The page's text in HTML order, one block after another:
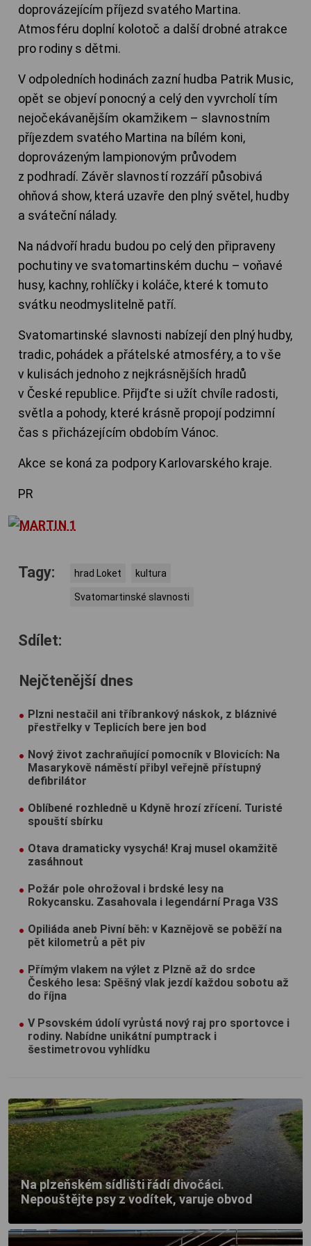
doprovázejícím příjezd svatého Martina.
Atmosféru doplní kolotoč a další drobné atrakce
pro rodiny s dětmi.
V odpoledních hodinách zazní hudba Patrik Music,
opět se objeví ponocný a celý den vyvrcholí tím
nejočekávanějším okamžikem – slavnostním
příjezdem svatého Martina na bílém koni,
doprovázeným lampionovým průvodem
z podhradí. Závěr slavností rozzáří působivá
ohňová show, která uzavře den plný světel, hudby
a sváteční nálady.
Na nádvoří hradu budou po celý den připraveny
pochutiny ve svatomartinském duchu – voňavé
husy, kachny, rohlíčky i koláče, které k tomuto
svátku neodmyslitelně patří.
Svatomartinské slavnosti nabízejí den plný hudby,
tradic, pohádek a přátelské atmosféry, a to vše
v kulisách jednoho z nejkrásnějších hradů
v České republice. Přijďte si užít chvíle radosti,
světla a pohody, které krásně propojí podzimní
čas s přicházejícím obdobím Vánoc.
Akce se koná za podpory Karlovarského kraje.
PR
Tagy: hrad Loket kultura
Svatomartinské slavnosti
Sdílet:
Nejčtenější dnes
Plzni nestačil ani tříbrankový náskok, z bláznivé
přestřelky v Teplicích bere jen bod
Nový život zachraňující pomocník v Blovicích: Na
Masarykově náměstí přibyl veřejně přístupný
defibrilátor
Oblíbené rozhledně u Kdyně hrozí zřícení. Turisté
spouští sbírku
Otava dramaticky vysychá! Kraj musel okamžitě
zasáhnout
Požár pole ohrožoval i brdské lesy na
Rokycansku. Zasahovala i legendární Praga V3S
Opiliáda aneb Pivní běh: v Kaznějově se poběží na
pět kilometrů a pět piv
Přímým vlakem na výlet z Plzně až do srdce
Českého lesa: Spěšný vlak jezdí každou sobotu až
do října
V Psovském údolí vyrůstá nový raj pro sportovce i
rodiny. Nabídne unikátní pumptrack i
šestimetrovou vyhlídku
Na plzeňském sídlišti řádí divočáci.
Nepouštějte psy z vodítek, varuje obvod